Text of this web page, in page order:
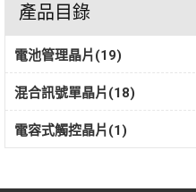
產品目錄
電池管理晶片(19)
混合訊號單晶片(18)
電容式觸控晶片(1)